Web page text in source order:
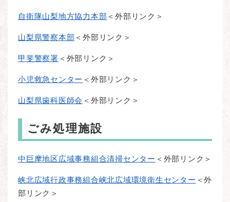
自衛隊山梨地方協力本部 ＜外部リンク＞
山梨県警察本部 ＜外部リンク＞
甲斐警察署 ＜外部リンク＞
小児救急センター ＜外部リンク＞
山梨県歯科医師会 ＜外部リンク＞
ごみ処理施設
中巨摩地区広域事務組合清掃センター ＜外部リンク＞
峡北広域行政事務組合峡北広域環境衛生センター ＜外
部リンク＞